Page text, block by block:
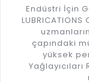
Endüstri İçin
çapındaki
yüksek